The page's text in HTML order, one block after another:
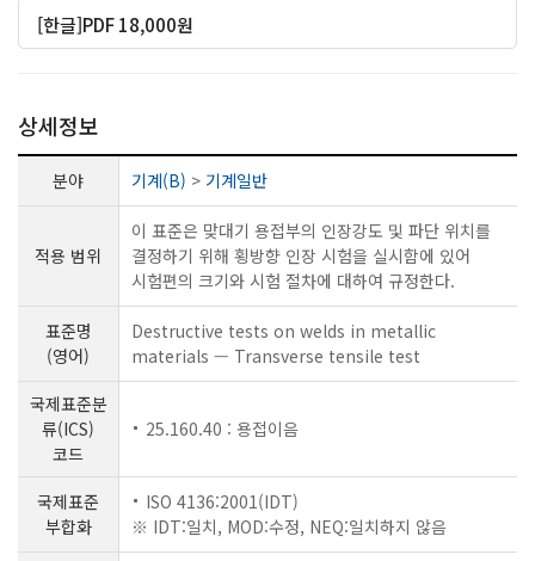
[한글]PDF 18,000원
상세정보
분야 기계(B) > 기계일반
적용 범위
이 표준은 맞대기 용접부의 인장강도 및 파단 위치를
결정하기 위해 횡방향 인장 시험을 실시함에 있어
시험편의 크기와 시험 절차에 대하여 규정한다.
표준명
(영어)
Destructive tests on welds in metallic
materials — Transverse tensile test
국제표준분
류(ICS)
코드
25.160.40 : 용접이음
국제표준
부합화
ISO 4136:2001(IDT)
※ IDT:일치, MOD:수정, NEQ:일치하지 않음